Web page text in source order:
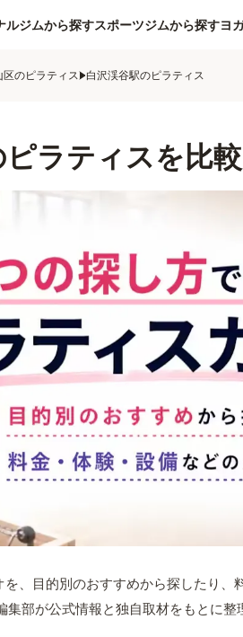
ルジムから探すスポーツジムから探すヨ
のピラティス 白沢渓谷駅のピラティス
ラティスを比
、目的別のおすすめから探したり
部が公式情報と独自取材をもとに整